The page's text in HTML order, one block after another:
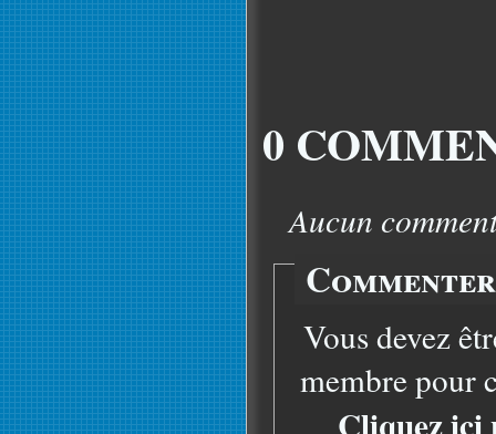
0
Aucun
Vous devez
membre pour
Cliquez ici